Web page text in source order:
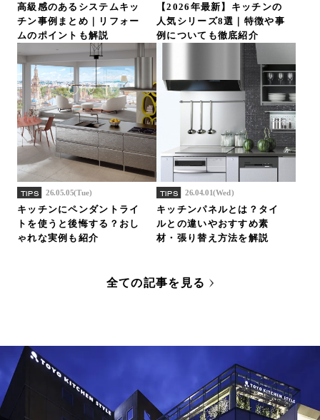
高級感のあるシステムキッ
チン事例まとめ｜リフォー
ムのポイントも解説
【2026年最新】キッチンの
人気シリーズ8選｜特徴や事
例についても徹底紹介
TIPS 26.05.05(Tue)
キッチンにペンダントライ
トを使うと後悔する？おし
ゃれな実例も紹介
TIPS 26.04.01(Wed)
キッチンパネルとは？タイ
ルとの違いやおすすめ素
材・張り替え方法を解説
全ての記事を見る